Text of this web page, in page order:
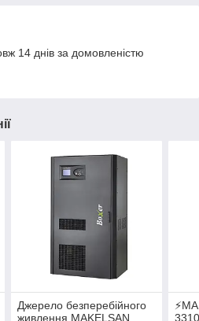
14 днів за домовленістю
Джерело безперебійного
живлення MAKELSAN